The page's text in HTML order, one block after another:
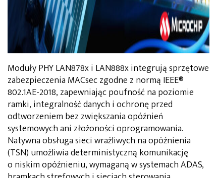
Moduły PHY LAN878x i LAN888x integrują sprzętowe
zabezpieczenia MACsec zgodne z normą IEEE®
802.1AE-2018, zapewniając poufność na poziomie
ramki, integralność danych i ochronę przed
odtworzeniem bez zwiększania opóźnień
systemowych ani złożoności oprogramowania.
Natywna obsługa sieci wrażliwych na opóźnienia
(TSN) umożliwia deterministyczną komunikację
o niskim opóźnieniu, wymaganą w systemach ADAS,